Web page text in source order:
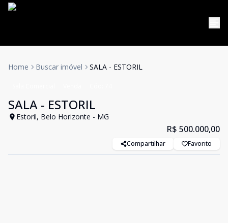
Home Buscar imóvel SALA - ESTORIL
SALA - ESTORIL
Estoril, Belo Horizonte - MG
R$ 500.000,00
Compartilhar Favorito